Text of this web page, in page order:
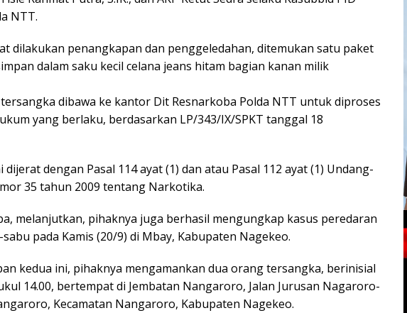
NTT.
dilakukan penangkapan dan penggeledahan, ditemukan satu paket
dalam saku kecil celana jeans hitam bagian kanan milik
dibawa ke kantor Dit Resnarkoba Polda NTT untuk diproses
yang berlaku, berdasarkan LP/343/IX/SPKT tanggal 18
dengan Pasal 114 ayat (1) dan atau Pasal 112 ayat (1) Undang-
35 tahun 2009 tentang Narkotika.
melanjutkan, pihaknya juga berhasil mengungkap kasus peredaran
pada Kamis (20/9) di Mbay, Kabupaten Nagekeo.
kedua ini, pihaknya mengamankan dua orang tersangka, berinisial
14.00, bertempat di Jembatan Nangaroro, Jalan Jurusan Nagaroro-
Kecamatan Nangaroro, Kabupaten Nagekeo.